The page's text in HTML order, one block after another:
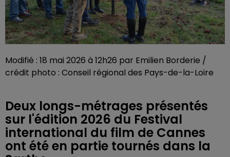
Modifié : 18 mai 2026 à 12h26 par Emilien Borderie /
crédit photo : Conseil régional des Pays-de-la-Loire
Deux longs-métrages présentés
sur l'édition 2026 du Festival
international du film de Cannes
ont été en partie tournés dans la